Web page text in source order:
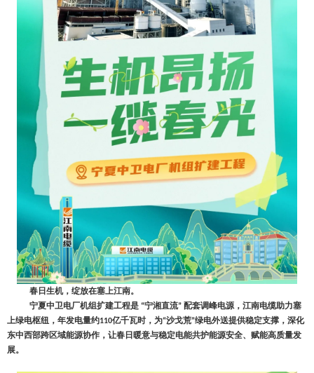
春日生机，绽放在塞上江南。
宁夏中卫电厂机组扩建工程是 “宁湘直流” 配套调峰电源，江南电缆助力塞
上绿电枢纽，年发电量约110亿千瓦时，为“沙戈荒”绿电外送提供稳定支撑，深化
东中西部跨区域能源协作，让春日暖意与稳定电能共护能源安全、赋能高质量发
展。